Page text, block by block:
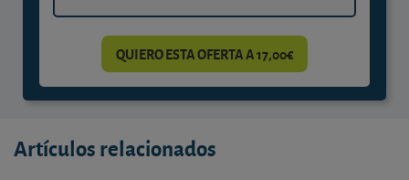
QUIERO ESTA OFERTA A 17,00€
Artículos relacionados